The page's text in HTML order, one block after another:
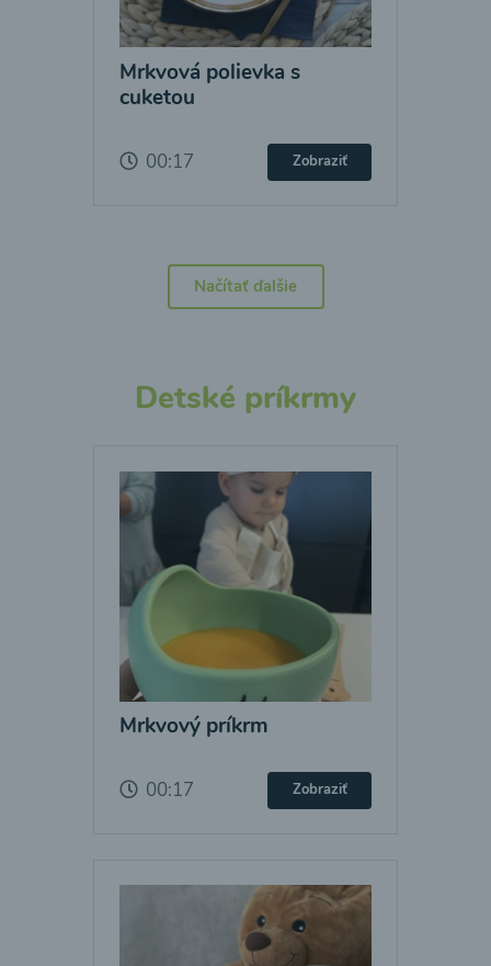
Mrkvová polievka s
cuketou
00:17 Zobraziť
Načítať ďalšie
Detské príkrmy
Mrkvový príkrm
00:17 Zobraziť